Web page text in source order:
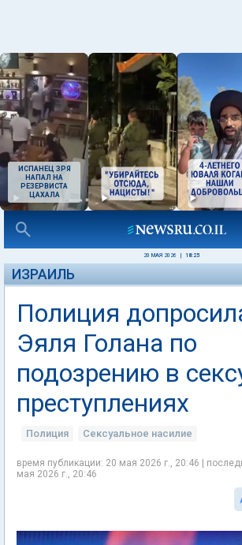
ИСПАНЕЦ ЗРЯ
НАПАЛ НА
РЕЗЕРВИСТА
ЦАХАЛА
20 МАЯ 2026 18:25
ИЗРАИЛЬ
Полиция
Эяля Голана по
подозрению в
преступлениях
Полиция Сексуальное насилие
время публикации: 20 мая 2026 г., 20:46 |
мая 2026 г., 20:46